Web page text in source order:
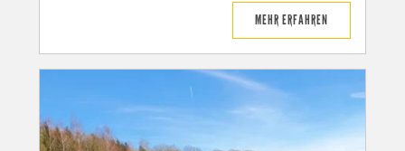
MEHR ERFAHREN